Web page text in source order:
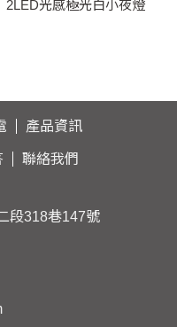
2LED光感極光白小夜燈
產品資訊
聯絡我們
段318巷147號